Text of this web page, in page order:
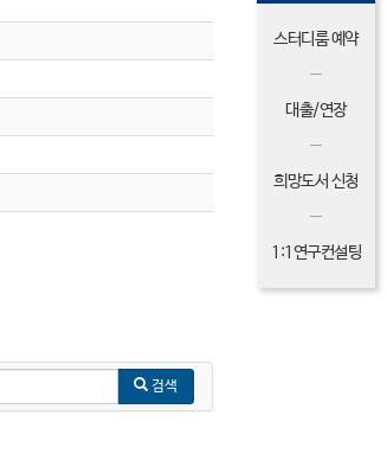
검색
스터디룸 예약
대출/연장
희망도서 신청
1:1연구컨설팅